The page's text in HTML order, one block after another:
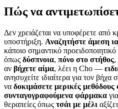
Πώς να
Δεν χρειάζεται να υποφέρετε από
υποστήριξη. Αναζητήστε άμεση
κάποιο σημαντικό
όπως δύσπνοια, πόνο στο στήθος,
αν βήχετε αίμα, λέει η Cho —
ανησυχείτε ιδιαίτερα για τον
να δοκιμάσετε μερικές μεθόδους
συνταγογραφούμενα φάρμακα
θεραπείες όπως τσάι με μέλι